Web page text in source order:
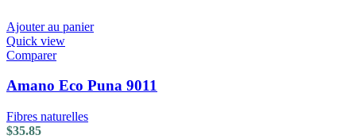
Ajouter au panier
Quick view
Comparer
Amano Eco Puna 9011
Fibres naturelles
$35.85